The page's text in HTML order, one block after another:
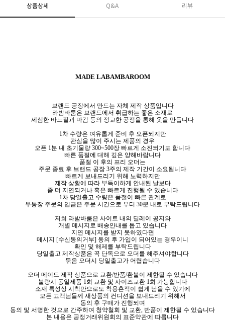
상품상세 Q&A 리뷰
MADE LABAMBAROOM
브랜드 공장에서 만드는 자체 제작 상품입니다
라밤바룸은 브랜드에서 취급하는 좋은 소재로
세심한 바느질과 마감 등의 정교한 공정을 통해 옷을 만듭니다
1차 수량은 여유롭게 준비 후 오픈되지만
관심을 많이 주시는 제품의 경우
오픈 1분 내 초기물량 300~500장 빠르게 소진되기도 합니다
빠른 품절에 대해 깊은 양해바랍니다
품절 이 후의 프리 오더는
주문 종료 후 브랜드 공장 3주의 제작 기간이 소요됩니다
빠르게 보내드리기 위해 노력하지만
제작 상황에 따라 부득이하게 안내된 날보다
좀 더 지연되거나 혹은 빠르게 진행될 수 있습니다
1차 당일출고 수량은 품절이 빠른 관계로
무통장 주문의 입금은 주문 시간으로 부터 30분 내로 부탁드립니다
저희 라밤바룸은 사이트 내의 딜레이 공지와
개별 메시지로 배송안내를 돕고 있습니다
지연 메시지를 받지 못하였다면
메시지 [수신동의거부] 동의 후 가입이 되어있는 경우이니
확인 및 해제를 부탁드립니다
당일출고 제작상품은 꼭 단독으로 오더를 해주셔야합니다
묶음 오더시 당일출고가 어렵습니다
오더 메이드 제작 상품으로 교환/반품/환불이 제한될 수 있습니다
불량시 동일제품 1회 교환 및 사이즈교환 1회 가능합니다
소재 특성상 시착만으로도 착용흔적이 쉽게 남을 수 있기에
모든 고객님들께 새상품의 컨디션을 보내드리기 위해서
동의 후 구매가 진행되며
동의 및 서명한 것으로 간주하여 청약철회 및 교환, 반품이 제한될 수 있습니다
본 내용은 공정거래위원회의 표준약관에 따릅니다